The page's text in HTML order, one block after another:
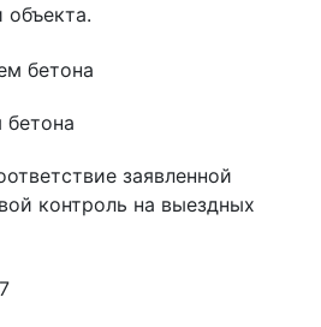
объекта.
заявленной
контроль на выездных